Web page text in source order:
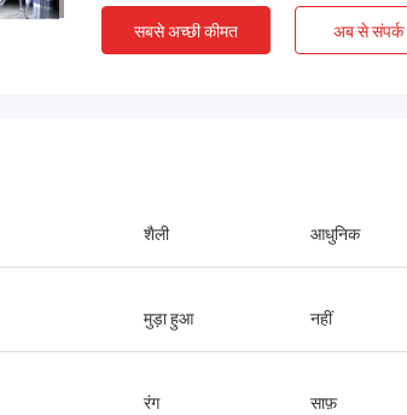
सबसे अच्छी कीमत अब से संपर्क
शैली आधुनिक
मुड़ा हुआ नहीं
रंग साफ़